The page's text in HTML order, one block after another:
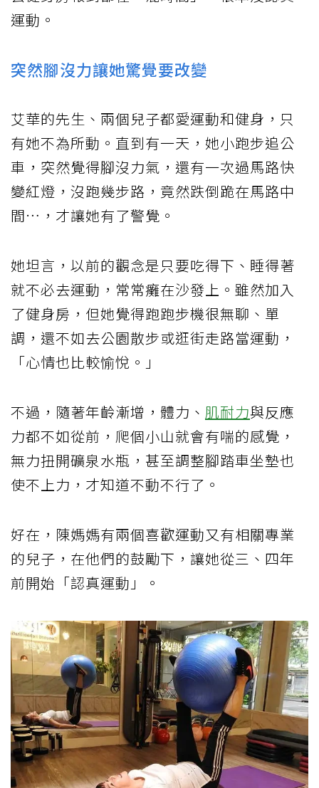
運動。
突然腳沒力讓她驚覺要改變
艾華的先生、兩個兒子都愛運動和健身，只
有她不為所動。直到有一天，她小跑步追公
車，突然覺得腳沒力氣，還有一次過馬路快
變紅燈，沒跑幾步路，竟然跌倒跪在馬路中
間…，才讓她有了警覺。
她坦言，以前的觀念是只要吃得下、睡得著
就不必去運動，常常癱在沙發上。雖然加入
了健身房，但她覺得跑跑步機很無聊、單
調，還不如去公園散步或逛街走路當運動，
「心情也比較愉悅。」
不過，隨著年齡漸增，體力、 肌耐力與反應
力都不如從前，爬個小山就會有喘的感覺，
無力扭開礦泉水瓶，甚至調整腳踏車坐墊也
使不上力，才知道不動不行了。
好在，陳媽媽有兩個喜歡運動又有相關專業
的兒子，在他們的鼓勵下，讓她從三、四年
前開始「認真運動」。